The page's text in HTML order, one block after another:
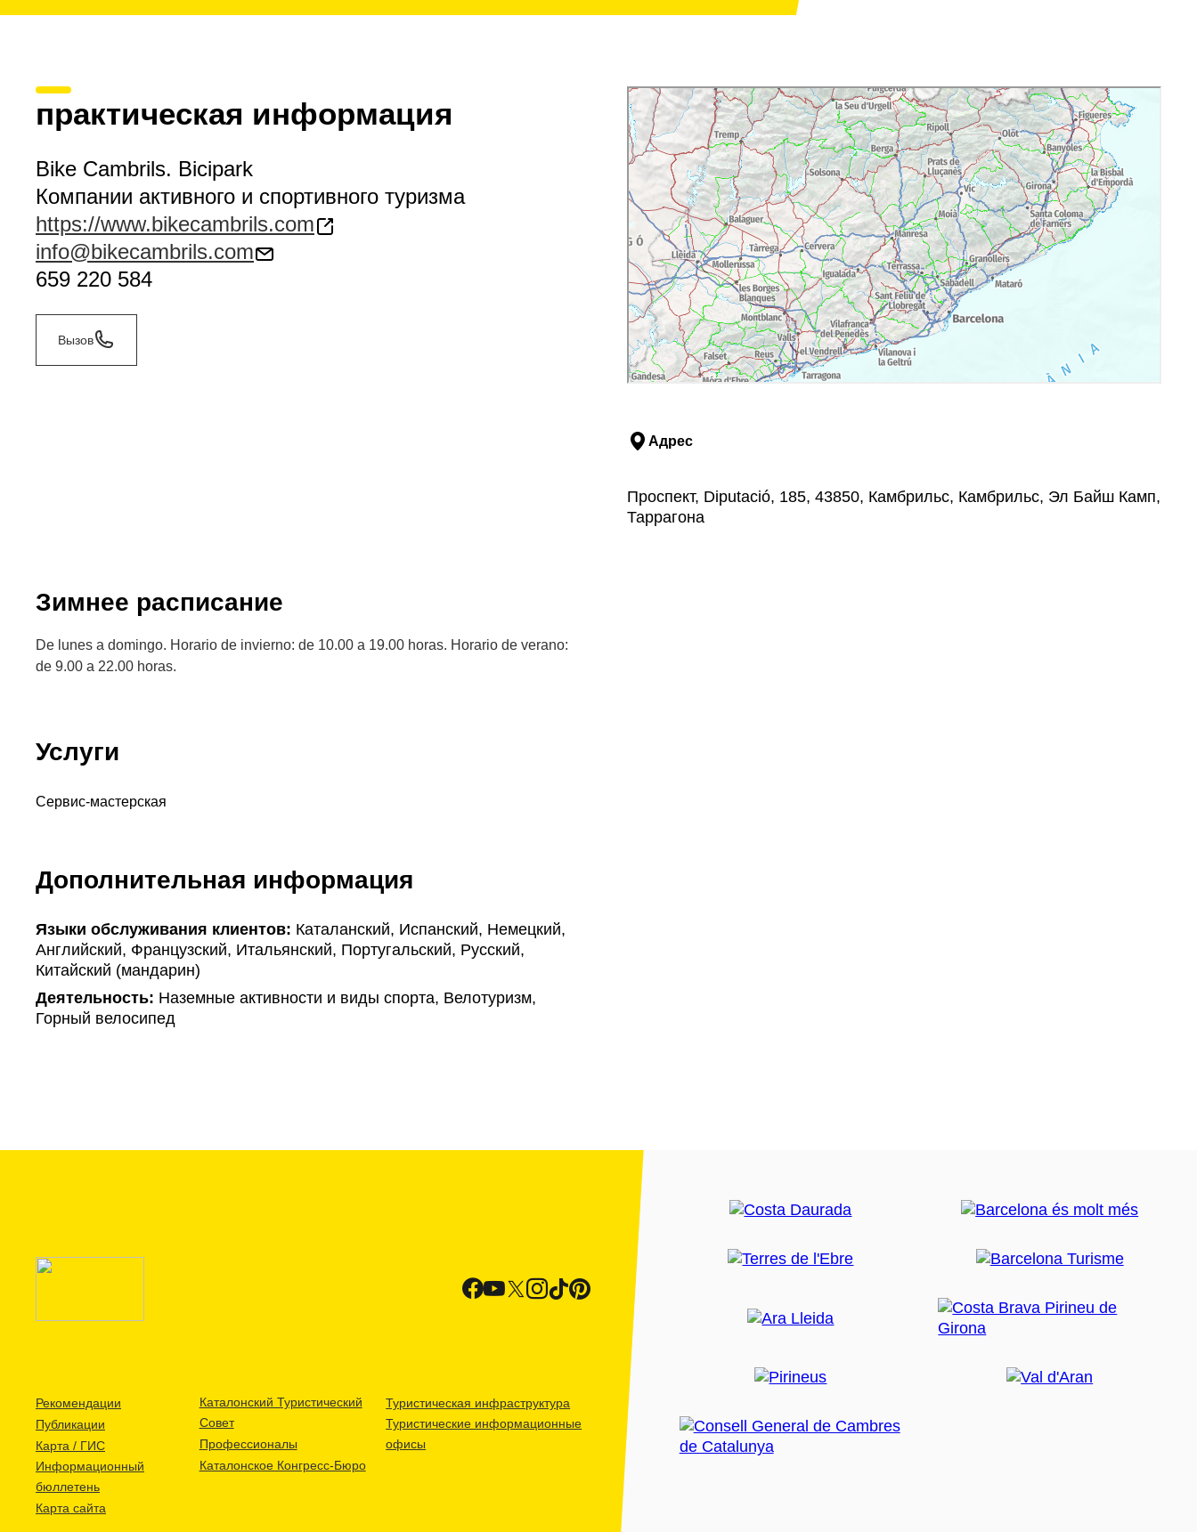
практическая информация
Bike Cambrils. Bicipark
Компании активного и спортивного туризма
https://www.bikecambrils.com
info@bikecambrils.com
659 220 584
Вызов
Адрес
Проспект, Diputació, 185, 43850, Камбрильс, Камбрильс, Эл Байш Камп,
Таррагона
Зимнее расписание
De lunes a domingo. Horario de invierno: de 10.00 a 19.00 horas. Horario de verano:
de 9.00 a 22.00 horas.
Услуги
Сервис-мастерская
Дополнительная информация
Языки обслуживания клиентов: Каталанский, Испанский, Немецкий,
Английский, Французский, Итальянский, Португальский, Русский,
Китайский (мандарин)
Деятельность: Наземные активности и виды спорта, Велотуризм,
Горный велосипед
Рекомендации
Публикации
Карта / ГИС
Информационный
бюллетень
Карта сайта
Каталонский Туристический
Совет
Профессионалы
Каталонское Конгресс-Бюро
Туристическая инфраструктура
Туристические информационные
офисы